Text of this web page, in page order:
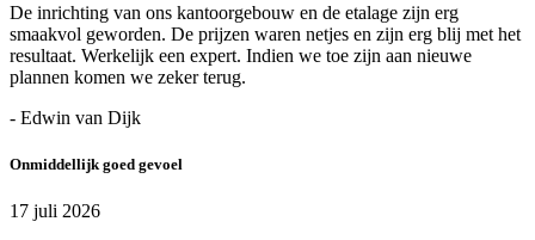
De inrichting van ons kantoorgebouw en de etalage zijn erg
smaakvol geworden. De prijzen waren netjes en zijn erg blij met het
resultaat. Werkelijk een expert. Indien we toe zijn aan nieuwe
plannen komen we zeker terug.
- Edwin van Dijk
Onmiddellijk goed gevoel
17 juli 2026